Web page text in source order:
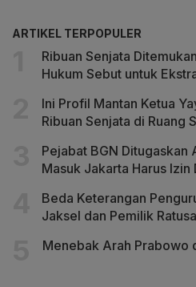
ARTIKEL TERPOPULER
Ribuan Senjata
Hukum Sebut untuk
Ini Profil Mantan Ketua
Ribuan Senjata di Ruang
Pejabat BGN Ditugaskan
Masuk Jakarta Harus Izin
Beda Keterangan
Jaksel dan Pemilik
Menebak Arah Prabowo